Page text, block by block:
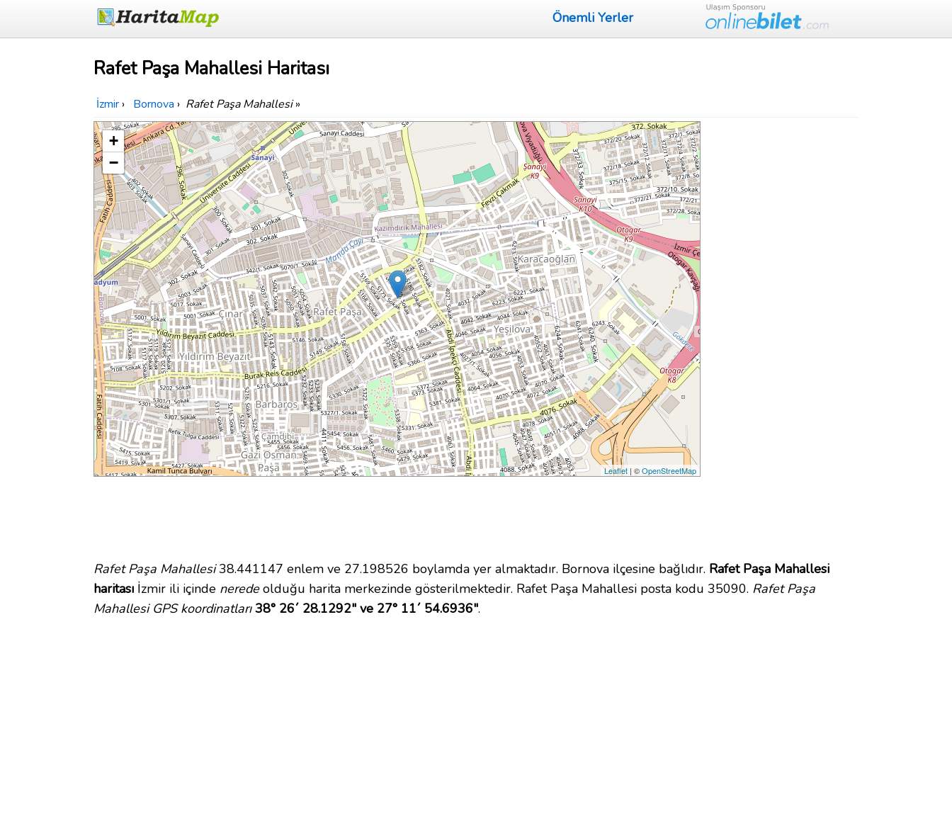
Önemli Yerler
Rafet Paşa Mahallesi Haritası
İzmir › Bornova › Rafet Paşa Mahallesi»
+
−
Leaflet | ©OpenStreetMap
Rafet Paşa Mahallesi38.441147 enlem ve 27.198526 boylamda yer almaktadır. Bornova ilçesine bağlıdır. Rafet Paşa Mahallesi
haritası İzmir ili içinde neredeolduğu harita merkezinde gösterilmektedir. Rafet Paşa Mahallesi posta kodu 35090. Rafet Paşa
Mahallesi GPS koordinatları 38° 26´ 28.1292" ve 27° 11´ 54.6936".